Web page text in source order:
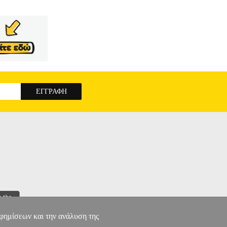
και την ανάλυση της